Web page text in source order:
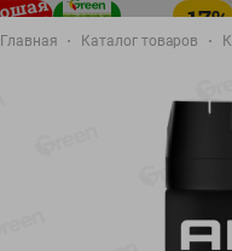
-17%
Главная Каталог товаров